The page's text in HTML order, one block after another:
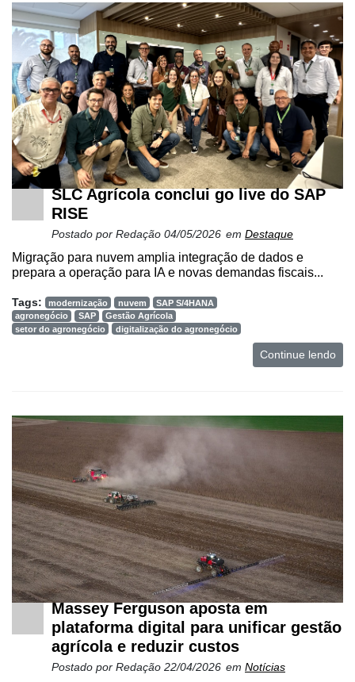
SLC Agrícola conclui go live do SAP
RISE
Postado por Redação 04/05/2026 em Destaque
Migração para nuvem amplia integração de dados e
prepara a operação para IA e novas demandas fiscais...
Tags: modernização nuvem
SAP S/4HANA
agronegócio
SAP
Gestão Agrícola
setor do agronegócio
digitalização do agronegócio
Continue lendo
Massey Ferguson aposta em
plataforma digital para unificar gestão
agrícola e reduzir custos
Postado por Redação 22/04/2026 em Notícias